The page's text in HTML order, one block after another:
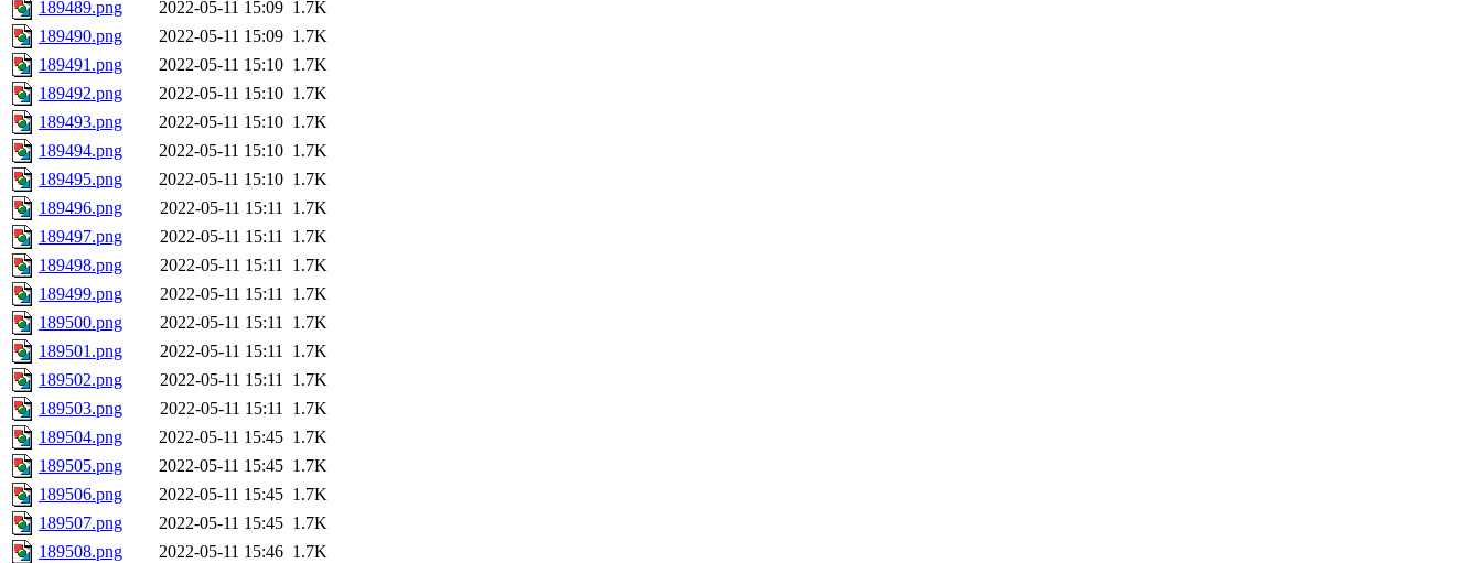
189489.png
2022-05-11 15:09 1.7K
189490.png
2022-05-11 15:09 1.7K
189491.png
2022-05-11 15:10 1.7K
189492.png
2022-05-11 15:10 1.7K
189493.png
2022-05-11 15:10 1.7K
189494.png
2022-05-11 15:10 1.7K
189495.png
2022-05-11 15:10 1.7K
189496.png
2022-05-11 15:11 1.7K
189497.png
2022-05-11 15:11 1.7K
189498.png
2022-05-11 15:11 1.7K
189499.png
2022-05-11 15:11 1.7K
189500.png
2022-05-11 15:11 1.7K
189501.png
2022-05-11 15:11 1.7K
189502.png
2022-05-11 15:11 1.7K
189503.png
2022-05-11 15:11 1.7K
189504.png
2022-05-11 15:45 1.7K
189505.png
2022-05-11 15:45 1.7K
189506.png
2022-05-11 15:45 1.7K
189507.png
2022-05-11 15:45 1.7K
189508.png
2022-05-11 15:46 1.7K